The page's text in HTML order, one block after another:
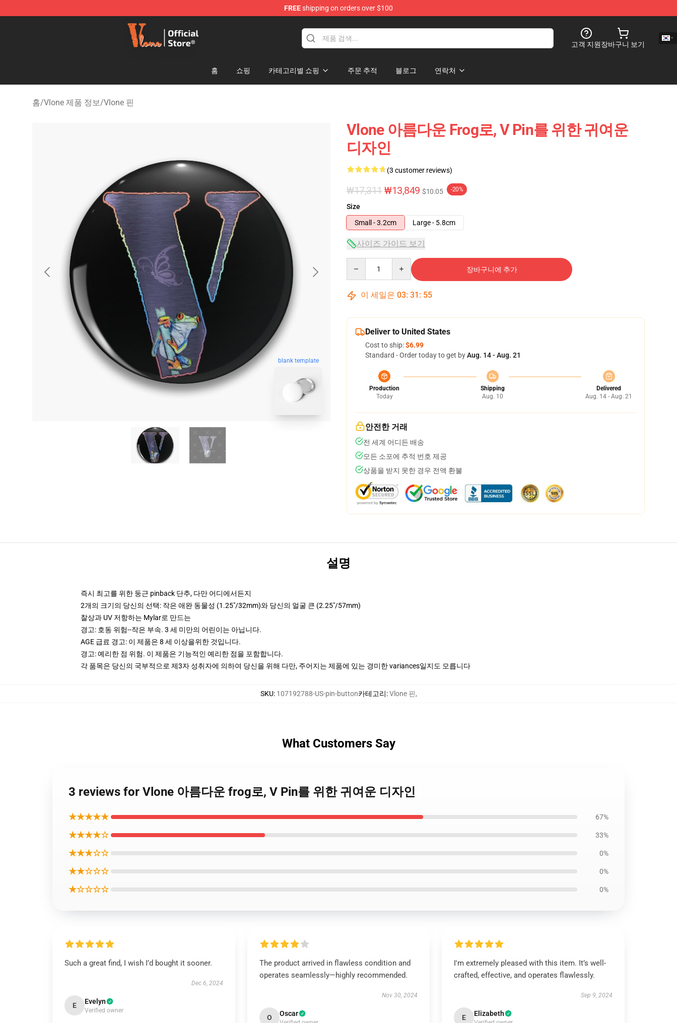
FREEshipping on orders over $100
Vlone Shop - Official Vlone Merchandise Store
고객 지원장바구니 보기
홈 쇼핑 카테고리별 쇼핑 주문 추적 블로그 연락처
홈/Vlone 제품 정보/Vlone 핀
blank template
Vlone 아름다운 Frog로, V Pin를 위한 귀여운
디자인
(3 customer reviews)
₩17,311 ₩13,849 $10.05 -20%
Size
Small - 3.2cm
Large - 5.8cm
사이즈 가이드 보기
장바구니에 추가
이 세일은 03: 31 : 54
Deliver to United States
Cost to ship:$6.99
Standard - Order today to get byAug. 14 - Aug. 21
Production
Today
Shipping
Aug. 10
Delivered
Aug. 14 - Aug. 21
안전한 거래
전 세계 어디든 배송
모든 소포에 추적 번호 제공
상품을 받지 못한 경우 전액 환불
설명
즉시 최고를 위한 둥근 pinback 단추, 다만 어디에서든지
2개의 크기의 당신의 선택: 작은 애완 동물성 (1.25"/32mm)와 당신의 얼굴 큰 (2.25"/57mm)
찰상과 UV 저항하는 Mylar로 만드는
경고: 호동 위험--작은 부속. 3 세 미만의 어린이는 아닙니다.
AGE 급료 경고: 이 제품은 8 세 이상을위한 것입니다.
경고: 예리한 점 위험. 이 제품은 기능적인 예리한 점을 포함합니다.
각 품목은 당신의 국부적으로 제3자 성취자에 의하여 당신을 위해 다만, 주어지는 제품에 있는 경미한 variances일지도 모릅니다
SKU: 107192788-US-pin-button카테고리:Vlone 핀,
What Customers Say
3 reviews for Vlone 아름다운 frog로, V Pin를 위한 귀여운 디자인
★★★★★ 67%
★★★★☆ 33%
★★★☆☆ 0%
★★☆☆☆ 0%
★☆☆☆☆ 0%
Such a great find, I wish I’d bought it sooner.
Dec 6, 2024
E Evelyn
Verified owner
The product arrived in flawless condition and
operates seamlessly—highly recommended.
Nov 30, 2024
O Oscar
I'm extremely pleased with this item. It’s well-
crafted, effective, and operates flawlessly.
Sep 9, 2024
E Elizabeth